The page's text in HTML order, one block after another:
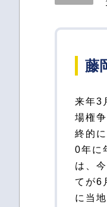
藤
来年3
場権
終的
0年に
は、
てが6
に当
おり
にあ
博亮
安定
率6点
以来
慶太